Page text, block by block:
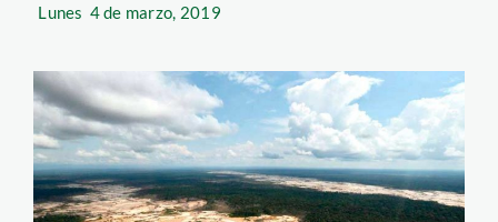
Lunes 4 de marzo, 2019